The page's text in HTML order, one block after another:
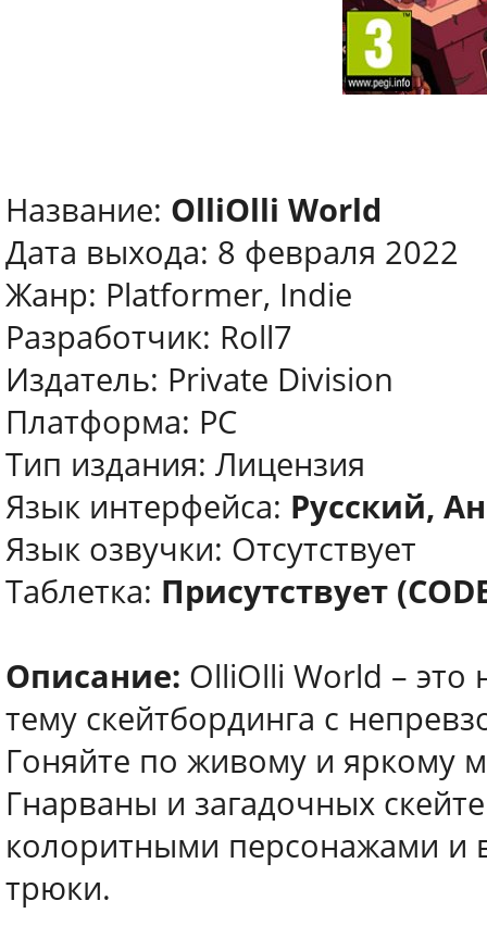
Название: OlliOlli World
Дата выхода: 8 февраля 2022
Жанр: Platformer, Indie
Разработчик: Roll7
Издатель: Private Division
Платформа: PC
Тип издания: Лицензия
Язык интерфейса: Русский,
Язык озвучки: Отсутствует
Таблетка: Присутствует
Описание: OlliOlli World –
тему скейтбординга с
Гоняйте по живому и яркому
Гнарваны и загадочных
колоритными персонажами и
трюки.